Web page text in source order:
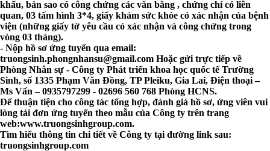
khẩu, bản sao có công chứng các văn bằng , chứng chỉ có liên
quan, 03 tấm hình 3*4, giấy khám sức khỏe có xác nhận của bệnh
viện (những giấy tờ yêu cầu có xác nhận và công chứng trong
vòng 03 tháng).
- Nộp hồ sơ ứng tuyển qua email:
truongsinh.phongnhansu@gmail.com Hoặc gửi trực tiếp về
Phòng Nhân sự - Công ty Phát triển khoa học quốc tế Trường
Sinh, số 1335 Phạm Văn Đồng, TP Pleiku, Gia Lai, Điện thoại –
Ms Vấn – 0935797299 - 02696 560 768 Phòng HCNS.
Để thuận tiện cho công tác tổng hợp, đánh giá hồ sơ, ứng viên vui
lòng tải đơn ứng tuyển theo mẫu của Công ty trên trang
web:www.truongsinhgroup.com.
Tìm hiểu thông tin chi tiết về Công ty tại đường link sau:
truongsinhgroup.com